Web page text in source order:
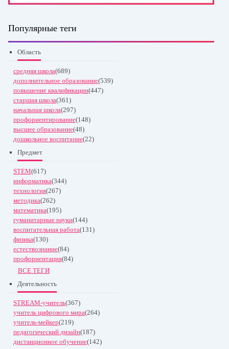
Популярные теги
Область
средняя школа(689)
дополнительное образование(539)
повышение квалификации(447)
старшая школа(361)
начальная школа(297)
профориентирование(148)
высшее образование(48)
дошкольное воспитание(22)
Предмет
STEM(617)
информатика(344)
технология(267)
методика(262)
математика(195)
гуманитарные науки(144)
воспитательная работа(131)
физика(130)
естествознание(84)
профориентация(84)
ВСЕ ТЕГИ
Деятельность
STREAM-учитель(367)
учитель цифрового мира(264)
учитель-мейкер(219)
педагогический дизайн(187)
дистанционное обучение(142)